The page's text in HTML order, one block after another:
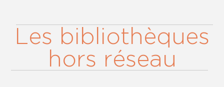
Les bibliothèques
hors réseau